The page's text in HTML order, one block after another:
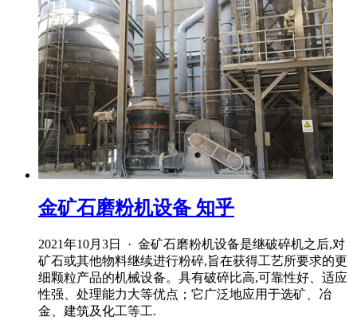
金矿石磨粉机设备 知乎
2021年10月3日 · 金矿石磨粉机设备是继破碎机之后,对
矿石或其他物料继续进行粉碎,旨在获得工艺所要求的更
细颗粒产品的机械设备。具有破碎比高,可靠性好、适应
性强、处理能力大等优点；它广泛地应用于选矿、冶
金、建筑及化工等工.